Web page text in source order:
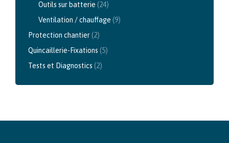
Outils sur batterie (24)
Ventilation / chauffage (9)
Protection chantier(2)
Quincaillerie-Fixations (5)
Tests et Diagnostics (2)